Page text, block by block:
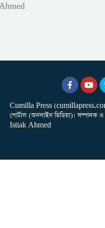
Cumilla Press
পোর্টাল (অনলাইন মিডিয়া)।
Istiak Ahmed